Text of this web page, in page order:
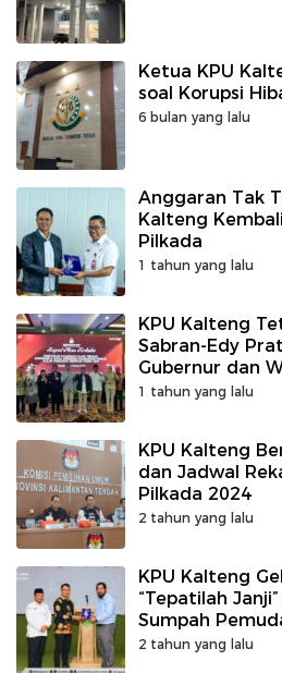
Ketua KPU
soal Korupsi
6 bulan yang lalu
Anggaran Tak
Kalteng
Pilkada
1 tahun yang lalu
KPU Kalteng
Sabran-Edy
Gubernur dan
1 tahun yang lalu
KPU Kalteng
dan Jadwal
Pilkada 2024
2 tahun yang lalu
KPU Kalteng
“Tepatilah
Sumpah
2 tahun yang lalu